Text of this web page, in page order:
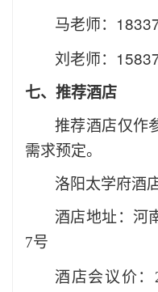
马老师：
刘老师：
七、推荐酒店
推荐酒店仅作
需求预定。
洛阳太学府酒
酒店地址：河
7号
酒店会议价：